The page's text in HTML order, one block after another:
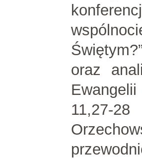
oraz
11,27-